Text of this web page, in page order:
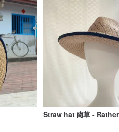
Straw hat 藺草 - Rather